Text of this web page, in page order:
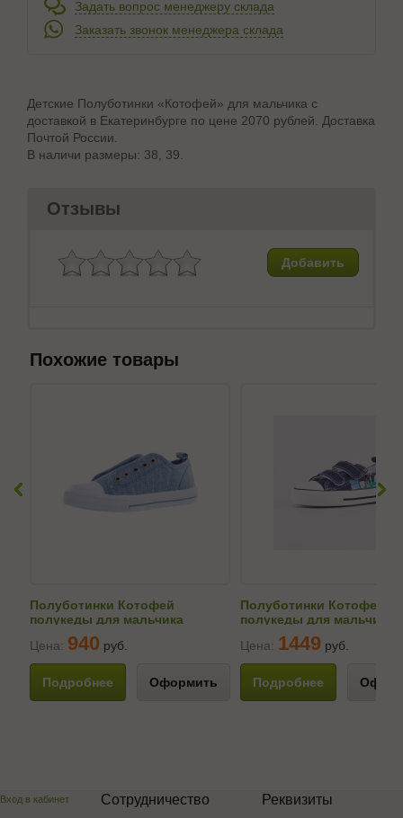
Задать вопрос менеджеру склада
Заказать звонок менеджера склада
Детские Полуботинки «Котофей» для мальчика с
доставкой в Екатеринбурге по цене 2070 рублей. Доставка
Почтой России.
В наличи размеры: 38, 39.
Отзывы
Добавить
Похожие товары
Полуботинки Котофей
полукеды для мальчика
531079-11
Цена: 940 руб.
Подробнее Оформить
Полуботинки Котофей
полукеды для мальчика
331276-12
Цена: 1449 руб.
Подробнее
Вход в кабинет Сотрудничество Реквизиты